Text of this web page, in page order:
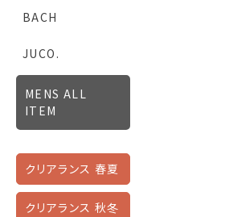
BACH
JUCO.
MENS ALL
ITEM
クリアランス 春夏
クリアランス 秋冬